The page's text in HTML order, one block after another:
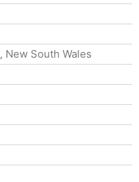
, New South Wales